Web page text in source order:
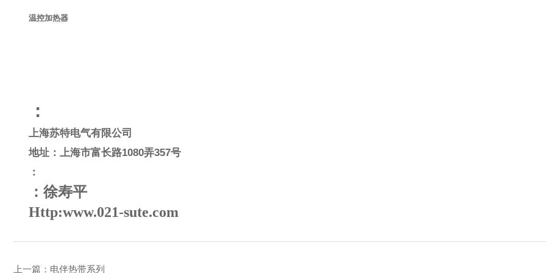
温控加热器
：
上海苏特电气有限公司
地址：上海市富长路1080弄357号
：
：徐寿平
Http:www.021-sute.com
上一篇： 电伴热带系列